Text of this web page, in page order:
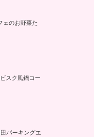
ェのお野菜た
スク風鍋コー
パーキングエ